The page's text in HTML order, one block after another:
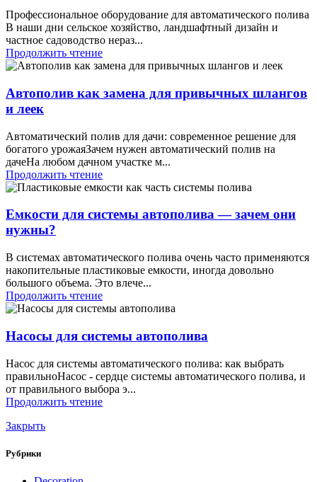
Профессиональное оборудование для автоматического полива
В наши дни сельское хозяйство, ландшафтный дизайн и
частное садоводство нераз...
Продолжить чтение
Автополив как замена для привычных шлангов
и леек
Автоматический полив для дачи: современное решение для
богатого урожаяЗачем нужен автоматический полив на
дачеНа любом дачном участке м...
Продолжить чтение
Емкости для системы автополива — зачем они
нужны?
В системах автоматического полива очень часто применяются
накопительные пластиковые емкости, иногда довольно
большого объема. Это влече...
Продолжить чтение
Насосы для системы автополива
Насос для системы автоматического полива: как выбрать
правильноНасос - сердце системы автоматического полива, и
от правильного выбора э...
Продолжить чтение
Закрыть
Рубрики